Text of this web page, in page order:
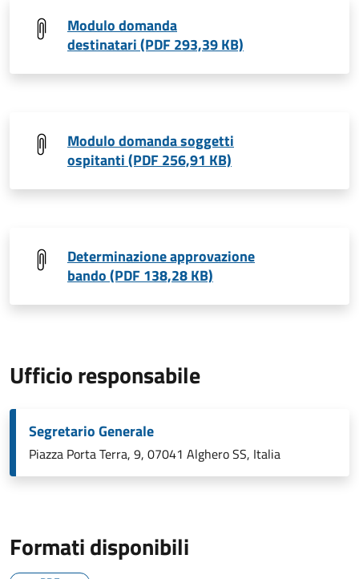
Modulo domanda
destinatari (PDF 293,39 KB)
Modulo domanda soggetti
ospitanti (PDF 256,91 KB)
Determinazione approvazione
bando (PDF 138,28 KB)
Ufficio responsabile
Segretario Generale
Piazza Porta Terra, 9, 07041 Alghero SS, Italia
Formati disponibili